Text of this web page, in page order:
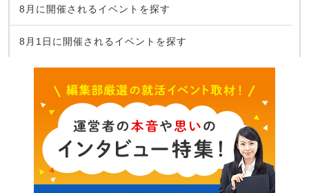
8月に開催されるイベントを探す
8月1日に開催されるイベントを探す